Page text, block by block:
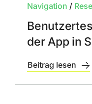
Navigation /
der App in
Beitrag lesen